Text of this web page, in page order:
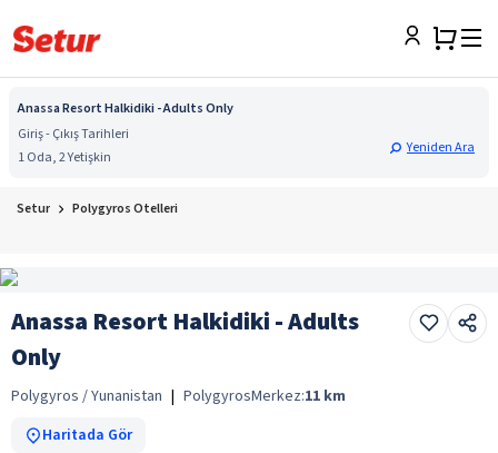
Anassa Resort Halkidiki - Adults Only
Giriş - Çıkış Tarihleri
1 Oda, 2 Yetişkin
Yeniden Ara
Setur Polygyros Otelleri
Anassa Resort Halkidiki - Adults
Only
Polygyros / Yunanistan | PolygyrosMerkez:11 km
Haritada Gör